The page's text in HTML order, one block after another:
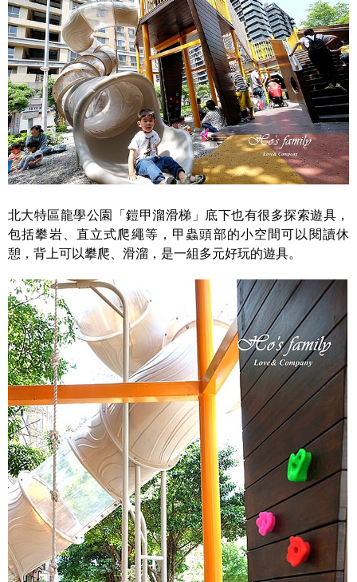
北大特區龍學公園「鎧甲溜滑梯」底下也有很多探索遊具，
包括攀岩、直立式爬繩等，甲蟲頭部的小空間可以閱讀休
憩，背上可以攀爬、滑溜，是一組多元好玩的遊具。